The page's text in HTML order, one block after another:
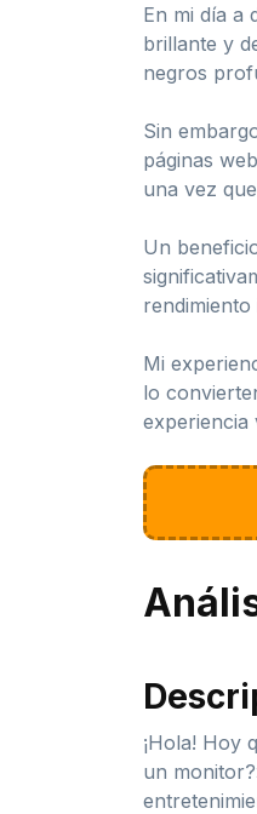
En mi día a
brillante y
negros
Sin
páginas
una vez
Un
Mi
lo
experiencia
¡Hola! Hoy
un